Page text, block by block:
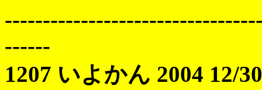
------
1207 いよかん 2004 12/